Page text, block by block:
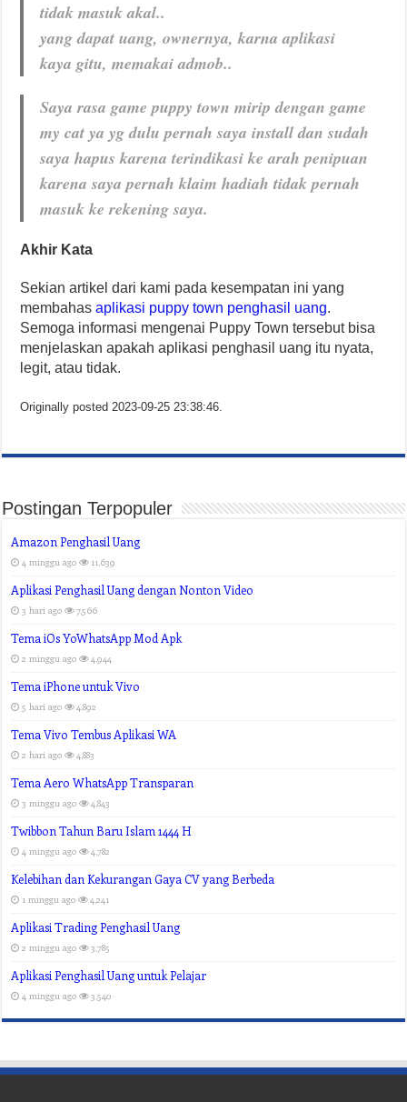
tidak masuk akal..
yang dapat uang, ownernya, karna aplikasi
kaya gitu, memakai admob..
Saya rasa game puppy town mirip dengan game
my cat ya yg dulu pernah saya install dan sudah
saya hapus karena terindikasi ke arah penipuan
karena saya pernah klaim hadiah tidak pernah
masuk ke rekening saya.
Akhir Kata
Sekian artikel dari kami pada kesempatan ini yang
membahasaplikasi puppy town penghasil uang.
Semoga informasi mengenai Puppy Town tersebut bisa
menjelaskan apakah aplikasi penghasil uang itu nyata,
legit, atau tidak.
Originally posted 2023-09-25 23:38:46.
Postingan Terpopuler
Amazon Penghasil Uang
4 minggu ago 11,639
Aplikasi Penghasil Uang dengan Nonton Video
3 hari ago 7,566
Tema iOs YoWhatsApp Mod Apk
2 minggu ago 4,944
Tema iPhone untuk Vivo
5 hari ago 4,892
Tema Vivo Tembus Aplikasi WA
2 hari ago 4,883
Tema Aero WhatsApp Transparan
3 minggu ago 4,843
Twibbon Tahun Baru Islam 1444 H
4 minggu ago 4,782
Kelebihan dan Kekurangan Gaya CV yang Berbeda
1 minggu ago 4,241
Aplikasi Trading Penghasil Uang
2 minggu ago 3,785
Aplikasi Penghasil Uang untuk Pelajar
4 minggu ago 3,540